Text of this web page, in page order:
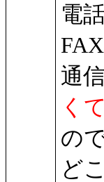
電
通
くて
の
ど